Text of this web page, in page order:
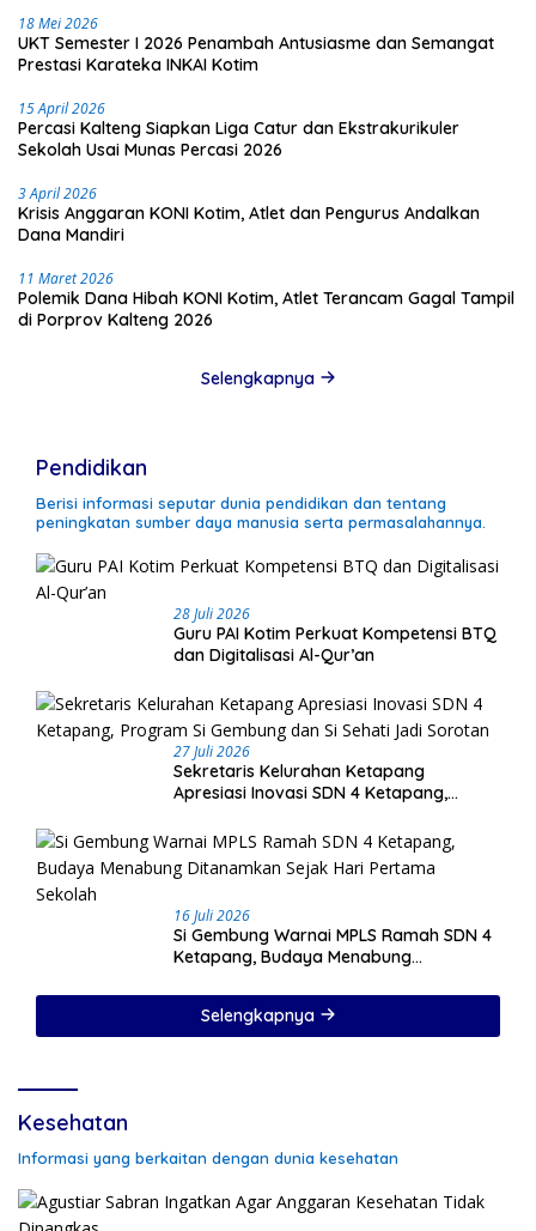
18 Mei 2026
UKT Semester I 2026 Penambah Antusiasme dan Semangat
Prestasi Karateka INKAI Kotim
15 April 2026
Percasi Kalteng Siapkan Liga Catur dan Ekstrakurikuler
Sekolah Usai Munas Percasi 2026
3 April 2026
Krisis Anggaran KONI Kotim, Atlet dan Pengurus Andalkan
Dana Mandiri
11 Maret 2026
Polemik Dana Hibah KONI Kotim, Atlet Terancam Gagal Tampil
di Porprov Kalteng 2026
Selengkapnya
Pendidikan
Berisi informasi seputar dunia pendidikan dan tentang
peningkatan sumber daya manusia serta permasalahannya.
28 Juli 2026
Guru PAI Kotim Perkuat Kompetensi BTQ
dan Digitalisasi Al-Qur’an
27 Juli 2026
Sekretaris Kelurahan Ketapang
Apresiasi Inovasi SDN 4 Ketapang,
Sorotan
16 Juli 2026
Si Gembung Warnai MPLS Ramah SDN 4
Ketapang, Budaya Menabung
Selengkapnya
Kesehatan
Informasi yang berkaitan dengan dunia kesehatan